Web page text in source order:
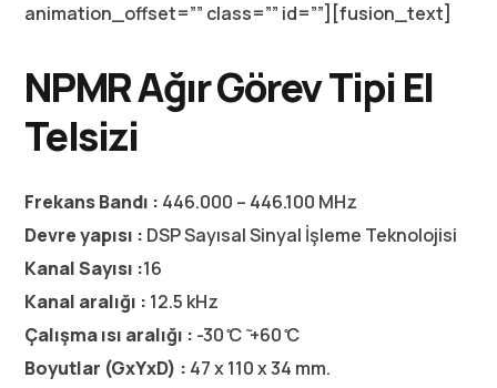
animation_offset=”” class=”” id=””][fusion_text]
NPMR Ağır Görev Tipi El
Telsizi
Frekans Bandı : 446.000 – 446.100 MHz
Devre yapısı : DSP Sayısal Sinyal İşleme Teknolojisi
Kanal Sayısı :16
Kanal aralığı : 12.5 kHz
Çalışma ısı aralığı : -30 ̊C ̃ +60 ̊C
Boyutlar (GxYxD) : 47 x 110 x 34 mm.